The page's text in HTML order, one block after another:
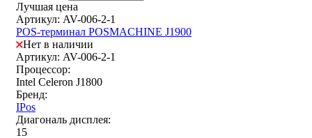
Лучшая цена
Артикул: AV-006-2-1
POS-терминал POSMACHINE J1900
Нет в наличии
Артикул: AV-006-2-1
Процессор:
Intel Celeron J1800
Бренд:
IPos
Диагональ дисплея:
15